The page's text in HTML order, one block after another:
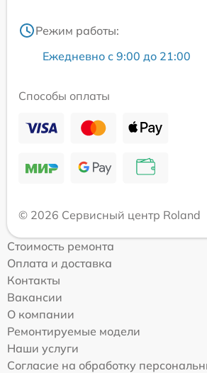
Режим работы:
Ежедневно с 9:00 до 21:00
Способы оплаты
© 2026 Сервисный центр Roland
Стоимость ремонта
Оплата и доставка
Контакты
Вакансии
О компании
Ремонтируемые модели
Наши услуги
Согласие на обработку